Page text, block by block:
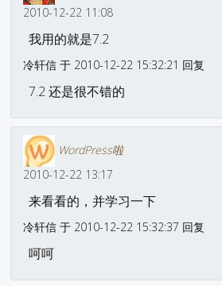
2010-12-22 11:08
我用的就是7.2
冷轩信 于 2010-12-22 15:32:21 回复
7.2 还是很不错的
WordPress啦
2010-12-22 13:17
来看看的，并学习一下
冷轩信 于 2010-12-22 15:32:37 回复
呵呵